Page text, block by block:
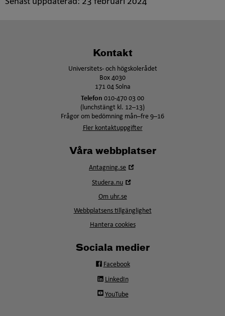
Kontakt
Universitets- och högskolerådet
Box 4030
171 04 Solna
Telefon 010-470 03 00
(lunchstängt kl. 12–13)
Frågor om bedömning mån–fre 9–16
Fler kontaktuppgifter
Våra webbplatser
Antagning.se
Studera.nu
fönster
Om uhr.se
Webbplatsens tillgänglighet
Hantera cookies
Sociala medier
Facebook
LinkedIn
YouTube